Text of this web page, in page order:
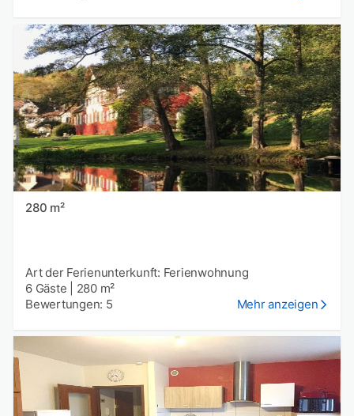
280 m²
Art der Ferienunterkunft: Ferienwohnung
6 Gäste
280 m²
Bewertungen: 5
Mehr anzeigen